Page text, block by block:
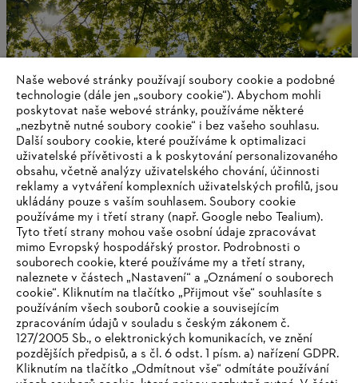
Kontaktujte nás
Informace pro dodavatele
Produkty
Kontakt
Kariéra
Systém pro oznamovatele
Naše webové stránky používají soubory cookie a podobné
technologie (dále jen „soubory cookie“). Abychom mohli
poskytovat naše webové stránky, používáme některé
„nezbytně nutné soubory cookie“ i bez vašeho souhlasu.
Další soubory cookie, které používáme k optimalizaci
uživatelské přívětivosti a k poskytování personalizovaného
obsahu, včetně analýzy uživatelského chování, účinnosti
reklamy a vytváření komplexních uživatelských profilů, jsou
ukládány pouze s vaším souhlasem. Soubory cookie
používáme my i třetí strany (např. Google nebo Tealium).
Tyto třetí strany mohou vaše osobní údaje zpracovávat
mimo Evropský hospodářský prostor. Podrobnosti o
souborech cookie, které používáme my a třetí strany,
naleznete v částech „Nastavení“ a „Oznámení o souborech
cookie“. Kliknutím na tlačítko „Přijmout vše“ souhlasíte s
používáním všech souborů cookie a souvisejícím
zpracováním údajů v souladu s českým zákonem č.
127/2005 Sb., o elektronických komunikacích, ve znění
pozdějších předpisů, a s čl. 6 odst. 1 písm. a) nařízení GDPR.
Kliknutím na tlačítko „Odmítnout vše“ odmítáte používání